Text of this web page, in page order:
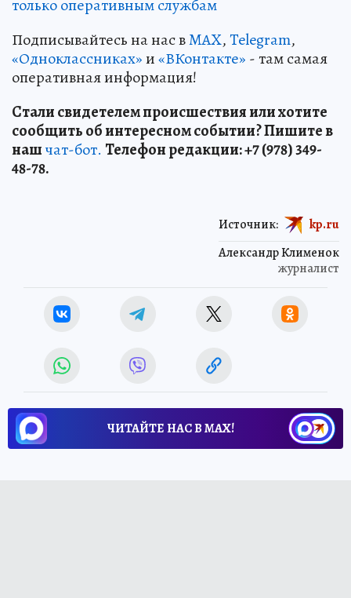
только оперативным службам
Подписывайтесь на нас вMAX,Telegram,
«Одноклассниках»и«ВКонтакте» - там самая
оперативная информация!
Стали свидетелем происшествия или хотите
сообщить об интересном событии? Пишите в
нашчат-бот. Телефон редакции: +7 (978) 349-
48-78.
Александр Клименок
журналист
Источник: kp.ru
ЧИТАЙТЕ НАС В МАХ!